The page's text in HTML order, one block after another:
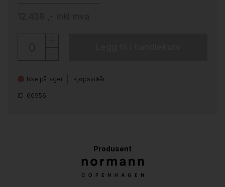
Ikke på lager Kjøpsvilkår
ID: 60956
Produsent